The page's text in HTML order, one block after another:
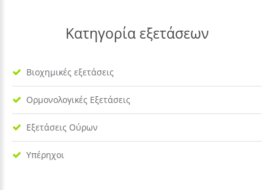
Κατηγορία εξετάσεων
Βιοχημικές εξετάσεις
Ορμονολογικές Εξετάσεις
Εξετάσεις Ούρων
Υπέρηχοι